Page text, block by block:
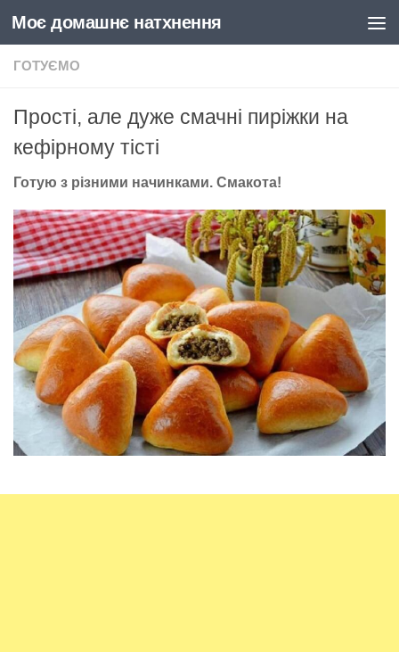
Skip to content
Моє домашнє натхнення
ГОТУЄМО
Прості, але дуже смачні пиріжки на
кефірному тісті
Готую з різними начинками. Смакота!